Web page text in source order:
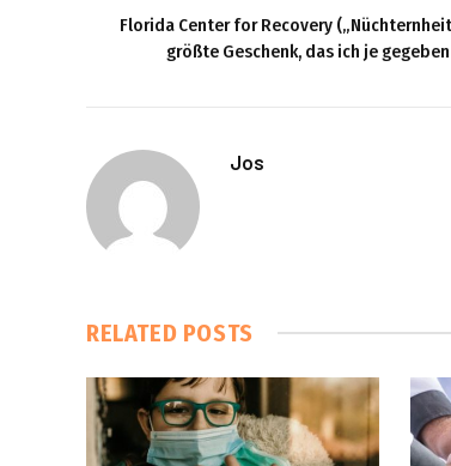
Florida Center for Recovery
größte Geschenk, das ich je
Jos
RELATED POSTS